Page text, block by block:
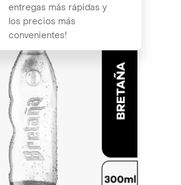
entregas más rápidas y
los precios más
convenientes!